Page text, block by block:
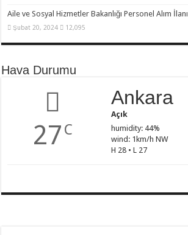
Aile ve Sosyal Hizmetler Bakanlığı Personel Alım İlanı
Şubat 20, 2024 12,095
Hava Durumu
27 C
Ankara
Açık
humidity: 44%
wind: 1km/h NW
H 28 • L 27